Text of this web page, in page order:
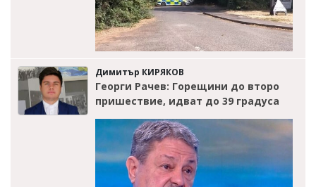
Димитър КИРЯКОВ
Георги Рачев: Горещини до второ
пришествие, идват до 39 градуса